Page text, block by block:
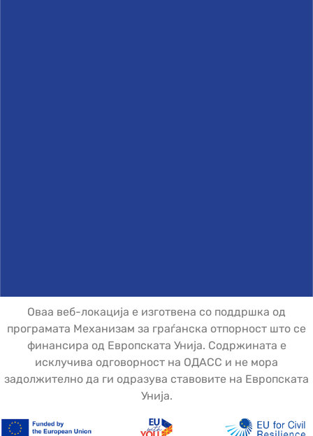
Оваа веб-локација е изготвена со поддршка од
програмата Механизам за граѓанска отпорност што се
финансира од Европската Унија. Содржината е
исклучива одговорност на ОДАСС и не мора
задолжително да ги одразува ставовите на Европската
Унија.